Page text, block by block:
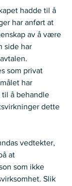
hadde til å
har anført at
av å være
side har
som privat
har
til å behandle
dette
vedtekter,
at
som ikke
Slik